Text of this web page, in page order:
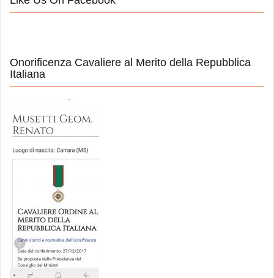
Onorificenza Cavaliere al Merito della Repubblica
Italiana